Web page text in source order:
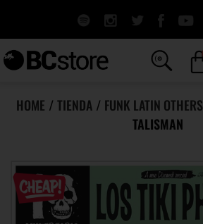
HOME / TIENDA/ FUNK LATIN OTHERS
TALISMAN